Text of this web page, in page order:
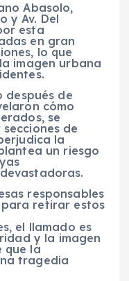
Abasolo,
y Av. Del
esta
en gran
lo que
imagen urbana
después de
cómo
se
de
la
un riesgo
responsables
retirar estos
el llamado es
y la imagen
que la
tragedia